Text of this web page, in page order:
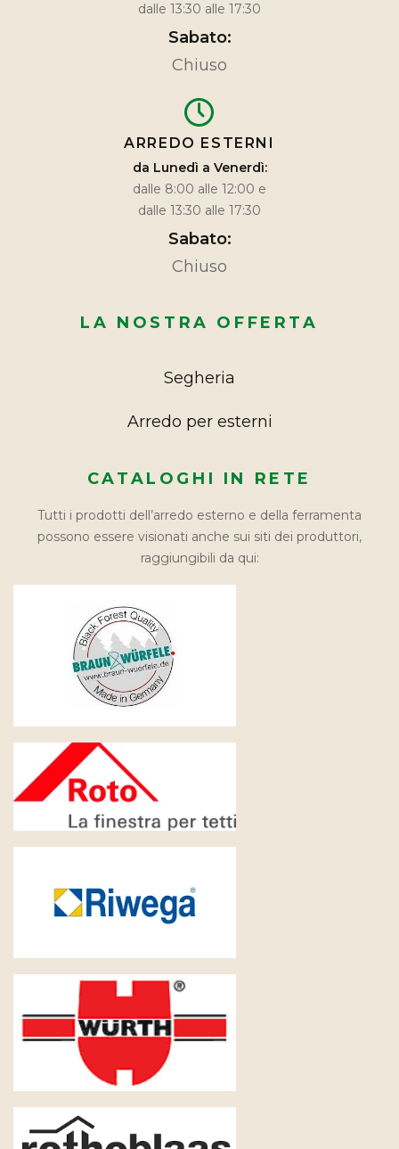
dalle 13:30 alle 17:30
Sabato:
Chiuso
ARREDO ESTERNI
da Lunedì a Venerdì:
dalle 8:00 alle 12:00 e
dalle 13:30 alle 17:30
Sabato:
Chiuso
LA NOSTRA OFFERTA
Segheria
Arredo per esterni
CATALOGHI IN RETE
Tutti i prodotti dell’arredo esterno e della ferramenta
possono essere visionati anche sui siti dei produttori,
raggiungibili da qui: